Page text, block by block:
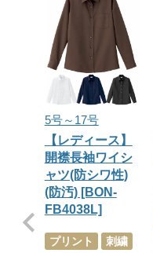
5号～17号
【レディース】
開襟長袖ワイシ
ャツ(防シワ性)
(防汚) [BON-
FB4038L]
プリント
刺繍